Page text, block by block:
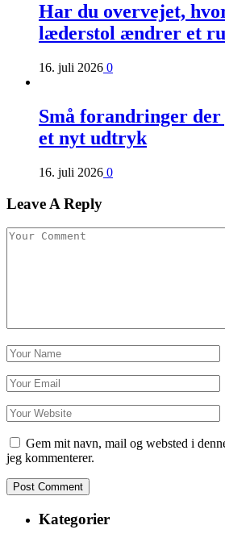
Har du overvejet,
læderstol ændrer et
16. juli 2026 0
Små forandringer
et nyt udtryk
16. juli 2026 0
Leave A Reply
Gem mit navn, mail og websted i
jeg kommenterer.
Kategorier